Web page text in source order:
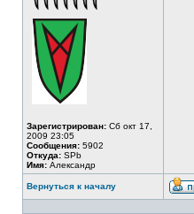
Зарегистрирован: Сб окт 17,
2009 23:05
Сообщения: 5902
Откуда: SPb
Имя: Александр
Вернуться к началу